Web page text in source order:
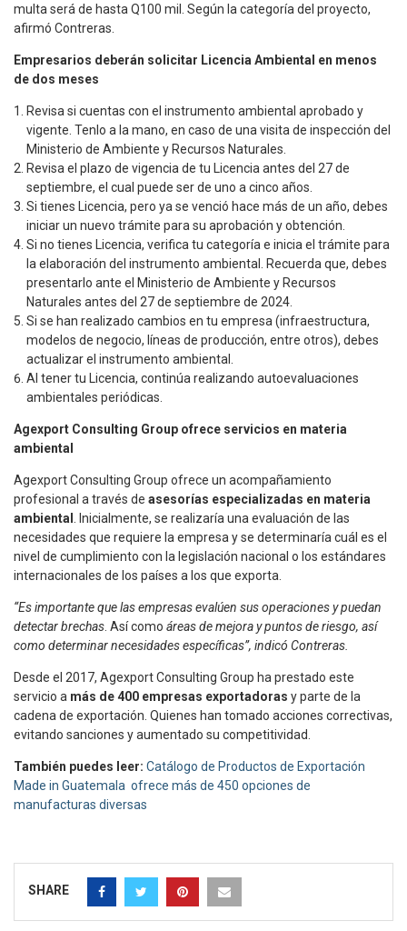
multa será de hasta Q100 mil. Según la categoría del proyecto,
afirmó Contreras.
Empresarios deberán solicitar Licencia Ambiental en menos
de dos meses
Revisa si cuentas con el instrumento ambiental aprobado y
vigente. Tenlo a la mano, en caso de una visita de inspección del
Ministerio de Ambiente y Recursos Naturales.
Revisa el plazo de vigencia de tu Licencia antes del 27 de
septiembre, el cual puede ser de uno a cinco años.
Si tienes Licencia, pero ya se venció hace más de un año, debes
iniciar un nuevo trámite para su aprobación y obtención.
Si no tienes Licencia, verifica tu categoría e inicia el trámite para
la elaboración del instrumento ambiental. Recuerda que, debes
presentarlo ante el Ministerio de Ambiente y Recursos
Naturales antes del 27 de septiembre de 2024.
Si se han realizado cambios en tu empresa (infraestructura,
modelos de negocio, líneas de producción, entre otros), debes
actualizar el instrumento ambiental.
Al tener tu Licencia, continúa realizando autoevaluaciones
ambientales periódicas.
Agexport Consulting Group ofrece servicios en materia
ambiental
Agexport Consulting Group ofrece un acompañamiento
profesional a través de asesorías especializadas en materia
ambiental . Inicialmente, se realizaría una evaluación de las
necesidades que requiere la empresa y se determinaría cuál es el
nivel de cumplimiento con la legislación nacional o los estándares
internacionales de los países a los que exporta.
“Es importante que las empresas evalúen sus operaciones y puedan
detectar brechas . Así como áreas de mejora y puntos de riesgo, así
como determinar necesidades específicas”, indicó Contreras.
Desde el 2017, Agexport Consulting Group ha prestado este
servicio a más de 400 empresas exportadoras y parte de la
cadena de exportación. Quienes han tomado acciones correctivas,
evitando sanciones y aumentado su competitividad.
También puedes leer: Catálogo de Productos de Exportación
Made in Guatemala ofrece más de 450 opciones de
manufacturas diversas
SHARE